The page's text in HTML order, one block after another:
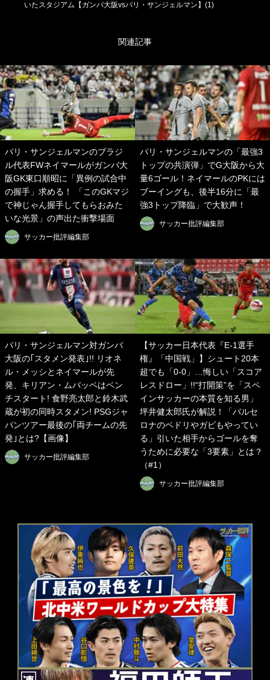
いたスタジアム【ガンバ大阪vsパリ・サンジェルマン】(1)
関連記事
パリ・サンジェルマンのブラジ
ル代表FWネイマールがガンバ大
阪GK東口順昭に「異例の試合中
の握手」求める！ 「このGKマジ
で神じゃん握手してもらおみた
いな光景」の声出た衝撃場面
サッカー批評編集部
パリ・サンジェルマンの「最強3
トップの共演弾」でG大阪から大
量6ゴール！ネイマールのPKには
ブーイングも、後半16分に「最
強3トップ降臨」で大歓声！
サッカー批評編集部
パリ・サンジェルマン対ガンバ
大阪の｢スタメン発表｣!! リオネ
ル・メッシとネイマールが先
発、キリアン・ムバッペはベン
チスタート! 食野亮太郎と鈴木武
蔵が初の同時スタメン! PSGジャ
パンツアー最後の｢両チームの先
発｣とは?【画像】
サッカー批評編集部
【サッカー日本代表『E-1選手
権』「中国戦」】シュート20本
超でも「0-0」…悔しい「スコア
レスドロー」!!“打開策”を「スペ
インサッカーの本質を知る男」
坪井健太郎氏が解説！「バルセ
ロナのペドリやガビもやってい
る」引いた相手からゴールを奪
うために必要な「3要素」とは？
（#1）
サッカー批評編集部